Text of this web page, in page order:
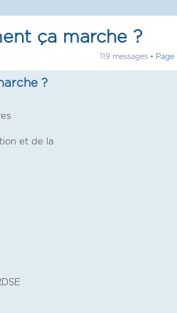
ça marche ?
119 messages • Page
?
et de la